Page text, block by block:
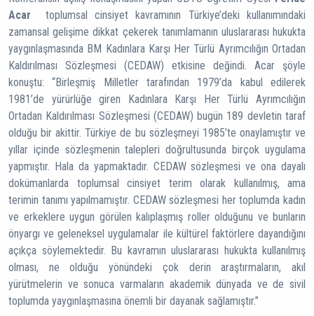
Acar toplumsal cinsiyet kavramının Türkiye’deki kullanımındaki
zamansal gelişime dikkat çekerek tanımlamanın uluslararası hukukta
yaygınlaşmasında BM Kadınlara Karşı Her Türlü Ayrımcılığın Ortadan
Kaldırılması Sözleşmesi (CEDAW) etkisine değindi. Acar şöyle
konuştu: “Birleşmiş Milletler tarafından 1979’da kabul edilerek
1981’de yürürlüğe giren Kadınlara Karşı Her Türlü Ayrımcılığın
Ortadan Kaldırılması Sözleşmesi (CEDAW) bugün 189 devletin taraf
olduğu bir akittir. Türkiye de bu sözleşmeyi 1985’te onaylamıştır ve
yıllar içinde sözleşmenin talepleri doğrultusunda birçok uygulama
yapmıştır. Hala da yapmaktadır. CEDAW sözleşmesi ve ona dayalı
dokümanlarda toplumsal cinsiyet terim olarak kullanılmış, ama
terimin tanımı yapılmamıştır. CEDAW sözleşmesi her toplumda kadın
ve erkeklere uygun görülen kalıplaşmış roller olduğunu ve bunların
önyargı ve geleneksel uygulamalar ile kültürel faktörlere dayandığını
açıkça söylemektedir. Bu kavramın uluslararası hukukta kullanılmış
olması, ne olduğu yönündeki çok derin araştırmaların, akıl
yürütmelerin ve sonuca varmaların akademik dünyada ve de sivil
toplumda yaygınlaşmasına önemli bir dayanak sağlamıştır.”